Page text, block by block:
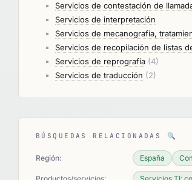
Servicios de contestación de
Servicios de interpretación
Servicios de mecanografía,
Servicios de recopilación de listas
Servicios de reprografía (4)
Servicios de traducción (2)
BÚSQUEDAS RELACIONADAS 🔍
Región: España